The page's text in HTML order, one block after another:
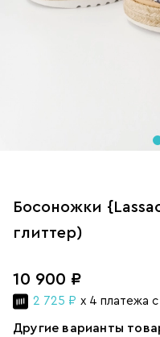
Босоножки
глиттер)
10 900 ₽
2 725 ₽ x 4 платежа
Другие варианты